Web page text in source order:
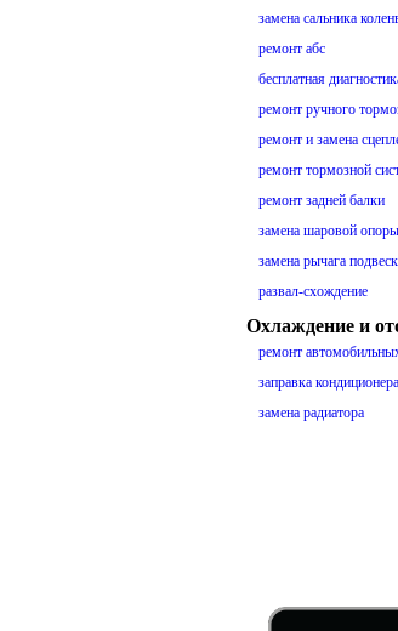
замена сальника
ремонт абс
бесплатная
ремонт ручного
ремонт и замена
ремонт тормозной
ремонт задней балки
замена шаровой опоры
замена рычага
развал-схождение
Охлаждение и
ремонт
заправка кондиционера
замена радиатора